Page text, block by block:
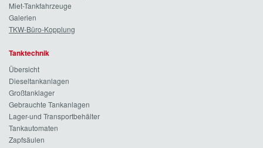
Miet-Tankfahrzeuge
Galerien
TKW-Büro-Kopplung
Tanktechnik
Übersicht
Dieseltankanlagen
Großtanklager
Gebrauchte Tankanlagen
Lager-und Transportbehälter
Tankautomaten
Zapfsäulen